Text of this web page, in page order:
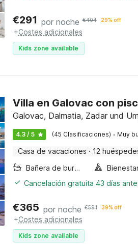
€291 por noche €404 29% off
+Costes adicionales
Kids zone available
Villa en Galovac con
Galovac, Dalmatia, Zadar und
4.3 / 5 (45 Clasificaciones) · Muy
Casa de vacaciones · 12
Bañera de burbujas
Cancelación gratuita 43 días
€365 por noche €591 39% off
+Costes adicionales
Kids zone available